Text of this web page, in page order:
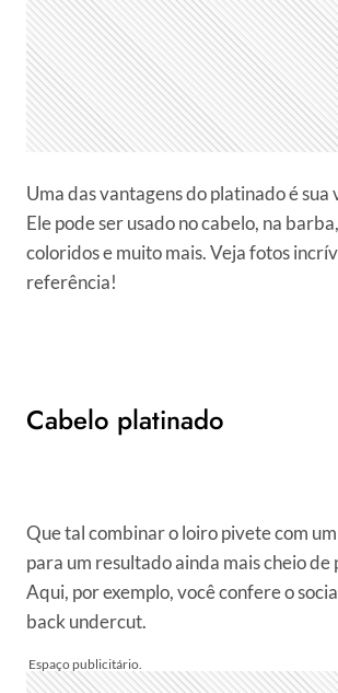
Uma das vantagens do platinado é
Ele pode ser usado no cabelo, na
coloridos e muito mais. Veja fotos
referência!
Cabelo platinado
Que tal combinar o loiro pivete com
para um resultado ainda mais cheio de
Aqui, por exemplo, você confere o
back undercut.